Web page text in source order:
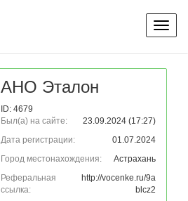
АНО Эталон
ID: 4679
Был(а) на сайте:
23.09.2024 (17:27)
Дата регистрации:
01.07.2024
Город местонахождения:
Астрахань
Реферальная
ссылка:
http://vocenke.ru/9a
blcz2